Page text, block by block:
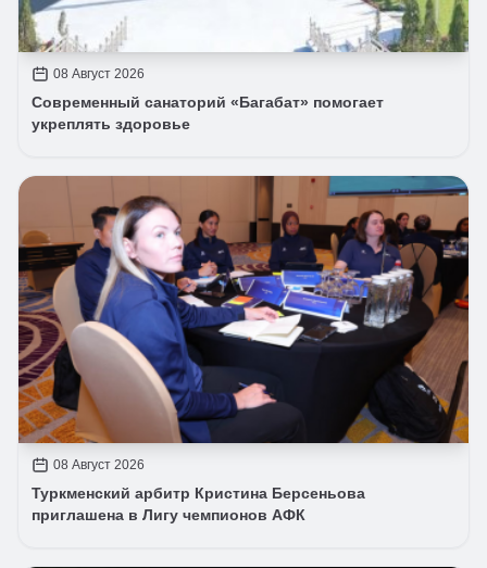
08 Август 2026
Современный санаторий «Багабат» помогает
укреплять здоровье
08 Август 2026
Туркменский арбитр Кристина Берсеньова
приглашена в Лигу чемпионов АФК